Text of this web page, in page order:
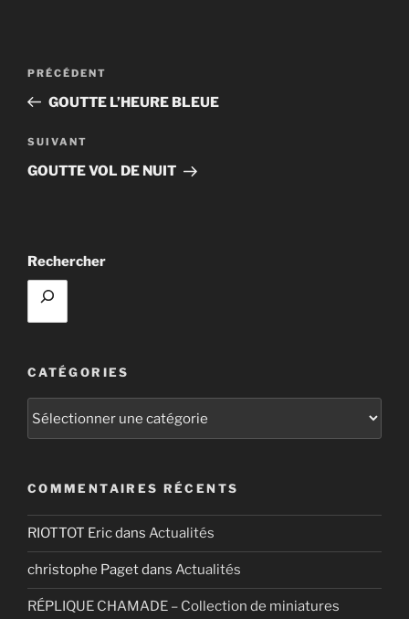
Navigation
l’article
Article
précédent
PRÉCÉDENT
GOUTTE L’HEURE BLEUE
Article
suivant
SUIVANT
GOUTTE VOL DE NUIT
Rechercher
CATÉGORIES
COMMENTAIRES RÉCENTS
RIOTTOT Ericdans Actualités
christophe Pagetdans Actualités
RÉPLIQUE CHAMADE – Collection de miniatures